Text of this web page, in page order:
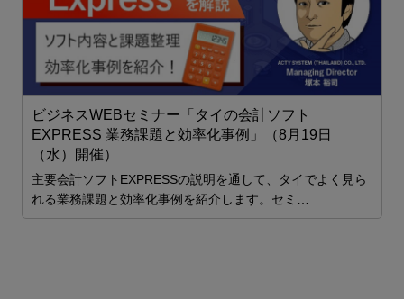
ビジネスWEBセミナー「タイの会計ソフト
EXPRESS 業務課題と効率化事例」（8月19日
（水）開催）
主要会計ソフトEXPRESSの説明を通して、タイでよく見ら
れる業務課題と効率化事例を紹介します。セミ…